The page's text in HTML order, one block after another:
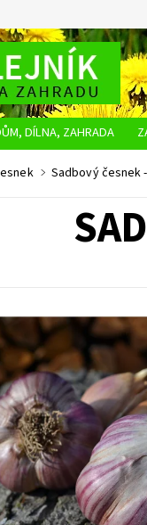
DÍLNA, ZAHRADA
PODMÍNKY
Sadbový česnek